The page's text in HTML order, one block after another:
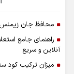
محافظ جان زیمنس |
راهنمای جامع
آنلاین و سریع
میزان ترکیب کود